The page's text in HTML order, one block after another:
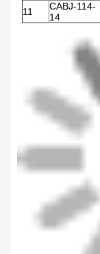
11
CABJ-114-
14